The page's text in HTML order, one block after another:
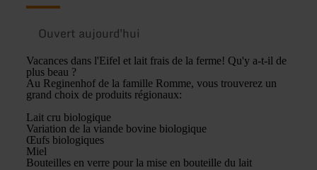
Ouvert aujourd'hui
Vacances dans l'Eifel et lait frais de la ferme! Qu'y a-t-il de
plus beau ?
Au Reginenhof de la famille Romme, vous trouverez un
grand choix de produits régionaux:
Lait cru biologique
Variation de la viande bovine biologique
Œufs biologiques
Miel
Bouteilles en verre pour la mise en bouteille du lait